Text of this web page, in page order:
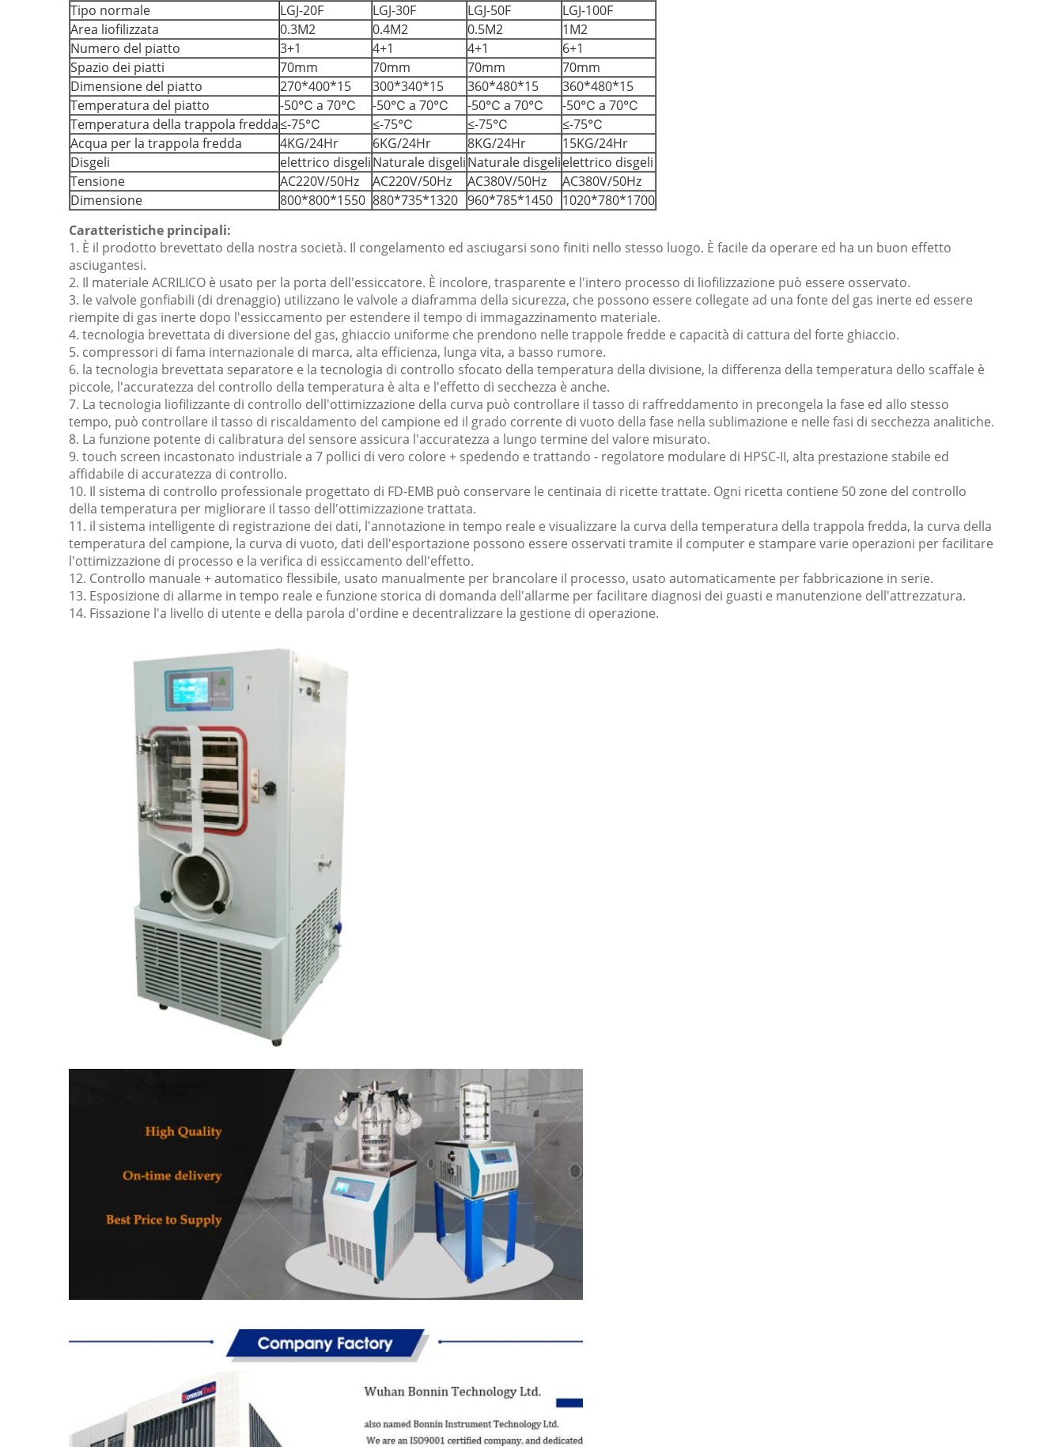
Tipo normale
LGJ-20F LGJ-30F LGJ-50F
LGJ-100F
Area liofilizzata
0.3M2 0.4M2 0.5M2
1M2
Numero del piatto
3+1 4+1 4+1
6+1
Spazio dei piatti
70mm 70mm 70mm
70mm
Dimensione del piatto
270*400*15 300*340*15 360*480*15
360*480*15
Temperatura del piatto
-50℃ a 70℃ -50℃ a 70℃ -50℃ a 70℃
-50℃ a 70℃
Temperatura della trappola fredda≤-75℃ ≤-75℃ ≤-75℃
≤-75℃
Acqua per la trappola fredda
4KG/24Hr 6KG/24Hr 8KG/24Hr
15KG/24Hr
Disgeli
elettrico disgeliNaturale disgeliNaturale disgelielettrico disgeli
Tensione
AC220V/50Hz AC220V/50Hz AC380V/50Hz
AC380V/50Hz
Dimensione
800*800*1550 880*735*1320 960*785*1450 1020*780*1700
Caratteristiche principali:
1. È il prodotto brevettato della nostra società. Il congelamento ed asciugarsi sono finiti nello stesso luogo. È facile da operare ed ha un buon effetto
asciugantesi.
2. Il materiale ACRILICO è usato per la porta dell'essiccatore. È incolore, trasparente e l'intero processo di liofilizzazione può essere osservato.
3. le valvole gonfiabili (di drenaggio) utilizzano le valvole a diaframma della sicurezza, che possono essere collegate ad una fonte del gas inerte ed essere
riempite di gas inerte dopo l'essiccamento per estendere il tempo di immagazzinamento materiale.
4. tecnologia brevettata di diversione del gas, ghiaccio uniforme che prendono nelle trappole fredde e capacità di cattura del forte ghiaccio.
5. compressori di fama internazionale di marca, alta efficienza, lunga vita, a basso rumore.
6. la tecnologia brevettata separatore e la tecnologia di controllo sfocato della temperatura della divisione, la differenza della temperatura dello scaffale è
piccole, l'accuratezza del controllo della temperatura è alta e l'effetto di secchezza è anche.
7. La tecnologia liofilizzante di controllo dell'ottimizzazione della curva può controllare il tasso di raffreddamento in precongela la fase ed allo stesso
tempo, può controllare il tasso di riscaldamento del campione ed il grado corrente di vuoto della fase nella sublimazione e nelle fasi di secchezza analitiche.
8. La funzione potente di calibratura del sensore assicura l'accuratezza a lungo termine del valore misurato.
9. touch screen incastonato industriale a 7 pollici di vero colore + spedendo e trattando - regolatore modulare di HPSC-II, alta prestazione stabile ed
affidabile di accuratezza di controllo.
10. Il sistema di controllo professionale progettato di FD-EMB può conservare le centinaia di ricette trattate. Ogni ricetta contiene 50 zone del controllo
della temperatura per migliorare il tasso dell'ottimizzazione trattata.
11. il sistema intelligente di registrazione dei dati, l'annotazione in tempo reale e visualizzare la curva della temperatura della trappola fredda, la curva della
temperatura del campione, la curva di vuoto, dati dell'esportazione possono essere osservati tramite il computer e stampare varie operazioni per facilitare
l'ottimizzazione di processo e la verifica di essiccamento dell'effetto.
12. Controllo manuale + automatico flessibile, usato manualmente per brancolare il processo, usato automaticamente per fabbricazione in serie.
13. Esposizione di allarme in tempo reale e funzione storica di domanda dell'allarme per facilitare diagnosi dei guasti e manutenzione dell'attrezzatura.
14. Fissazione l'a livello di utente e della parola d'ordine e decentralizzare la gestione di operazione.